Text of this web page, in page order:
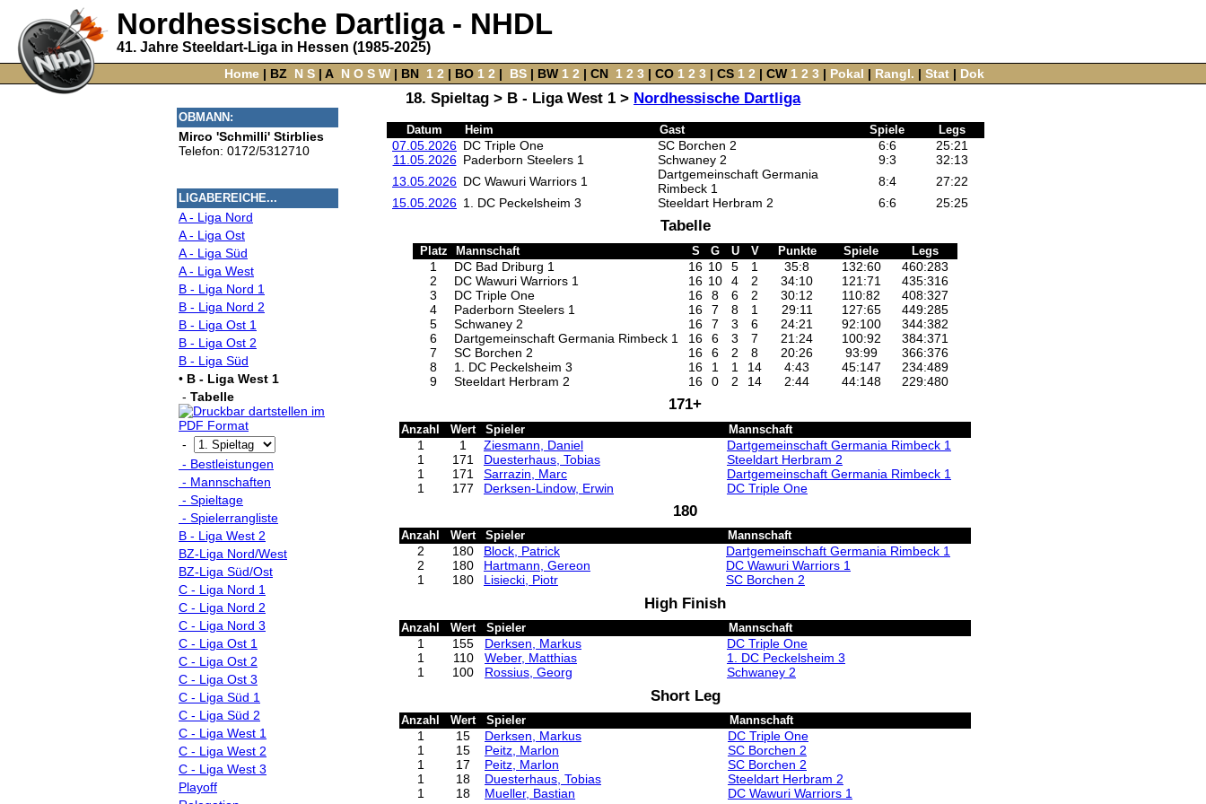
Nordhessische Dartliga - NHDL
41. Jahre Steeldart-Liga in Hessen (1985-2025)
Home‌ | BZ N S‌ | A‌ N O S W‌ | BN‌ 1 2 | BO‌ 1 2 | BS| BW‌ 1 2 ‌ | CN‌ 1 2 3| CO‌ 1 2 3| CS‌ 1 2 | CW‌ 1 2 3‌ |‌ Pokal ‌ |‌ Rangl. ‌ |‌ Stat‌ |‌ Dok
18. Spieltag > B - Liga West 1 > Nordhessische Dartliga
OBMANN:
Mirco 'Schmilli' Stirblies
Telefon: 0172/5312710
LIGABEREICHE...
A - Liga Nord
A - Liga Ost
A - Liga Süd
A - Liga West
B - Liga Nord 1
B - Liga Nord 2
B - Liga Ost 1
B - Liga Ost 2
B - Liga Süd
• B - Liga West 1
- Tabelle
-
- Bestleistungen
- Mannschaften
- Spieltage
- Spielerrangliste
B - Liga West 2
BZ-Liga Nord/West
BZ-Liga Süd/Ost
C - Liga Nord 1
C - Liga Nord 2
C - Liga Nord 3
C - Liga Ost 1
C - Liga Ost 2
C - Liga Ost 3
C - Liga Süd 1
C - Liga Süd 2
C - Liga West 1
C - Liga West 2
C - Liga West 3
Playoff
Datum Heim Gast Spiele Legs
07.05.2026 DC Triple One SC Borchen 2 6:6 25:21
11.05.2026 Paderborn Steelers 1 Schwaney 2 9:3 32:13
13.05.2026 DC Wawuri Warriors 1
Dartgemeinschaft Germania
Rimbeck 1
8:4 27:22
15.05.2026 1. DC Peckelsheim 3 Steeldart Herbram 2 6:6 25:25
Tabelle
Platz Mannschaft S G U V Punkte Spiele Legs
1 DC Bad Driburg 1 16 10 5 1 35:8 132:60
460:283
2
DC Wawuri Warriors 1 16 10 4 2 34:10 121:71
435:316
3
DC Triple One 16 8 6 2 30:12 110:82
408:327
4
Paderborn Steelers 1 16 7 8 1 29:11 127:65
449:285
5
Schwaney 2 16 7 3 6 24:21 92:100
344:382
6
Dartgemeinschaft Germania Rimbeck 1 16 6 3 7 21:24 100:92
384:371
7
SC Borchen 2 16 6 2 8 20:26 93:99
366:376
8
1. DC Peckelsheim 3 16 1 1 14 4:43 45:147
234:489
9
Steeldart Herbram 2 16 0 2 14 2:44 44:148 229:480
171+
Anzahl Wert Spieler Mannschaft
1 1 Ziesmann, Daniel
Dartgemeinschaft Germania Rimbeck 1
1
171 Duesterhaus, Tobias
Steeldart Herbram 2
1
171 Sarrazin, Marc
Dartgemeinschaft Germania Rimbeck 1
1
177 Derksen-Lindow, Erwin DC Triple One
180
Anzahl Wert Spieler Mannschaft
2 180 Block, Patrick
Dartgemeinschaft Germania Rimbeck 1
2
180 Hartmann, Gereon
DC Wawuri Warriors 1
1
180 Lisiecki, Piotr SC Borchen 2
High Finish
Anzahl Wert Spieler Mannschaft
1 155 Derksen, Markus
DC Triple One
1
110 Weber, Matthias
1. DC Peckelsheim 3
1
100 Rossius, Georg Schwaney 2
Short Leg
Anzahl Wert Spieler Mannschaft
1 15 Derksen, Markus
DC Triple One
1
15 Peitz, Marlon
SC Borchen 2
1
17 Peitz, Marlon
SC Borchen 2
1
18 Duesterhaus, Tobias
Steeldart Herbram 2
1
18 Mueller, Bastian DC Wawuri Warriors 1